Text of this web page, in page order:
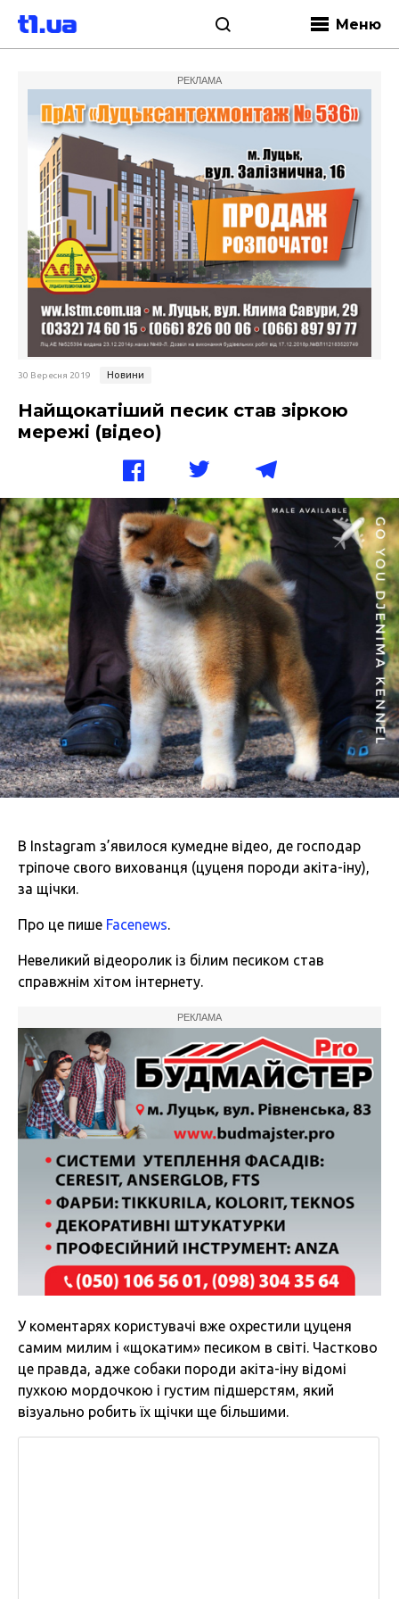
Меню
РЕКЛАМА
30 Вересня 2019 Новини
Найщокатіший песик став зіркою
мережі (відео)
В Instagram з’явилося кумедне відео, де господар
тріпоче свого вихованця (цуценя породи акіта-іну),
за щічки.
Про це пише Facenews.
Невеликий відеоролик із білим песиком став
справжнім хітом інтернету.
РЕКЛАМА
У коментарях користувачі вже охрестили цуценя
самим милим і «щокатим» песиком в світі. Частково
це правда, адже собаки породи акіта-іну відомі
пухкою мордочкою і густим підшерстям, який
візуально робить їх щічки ще більшими.